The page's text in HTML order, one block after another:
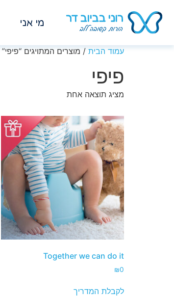
מי אני
עמוד הבית / מוצרים המתויגים “פיפי”
פיפי
מציג תוצאה אחת
Together we can do it
₪0
לקבלת המדריך